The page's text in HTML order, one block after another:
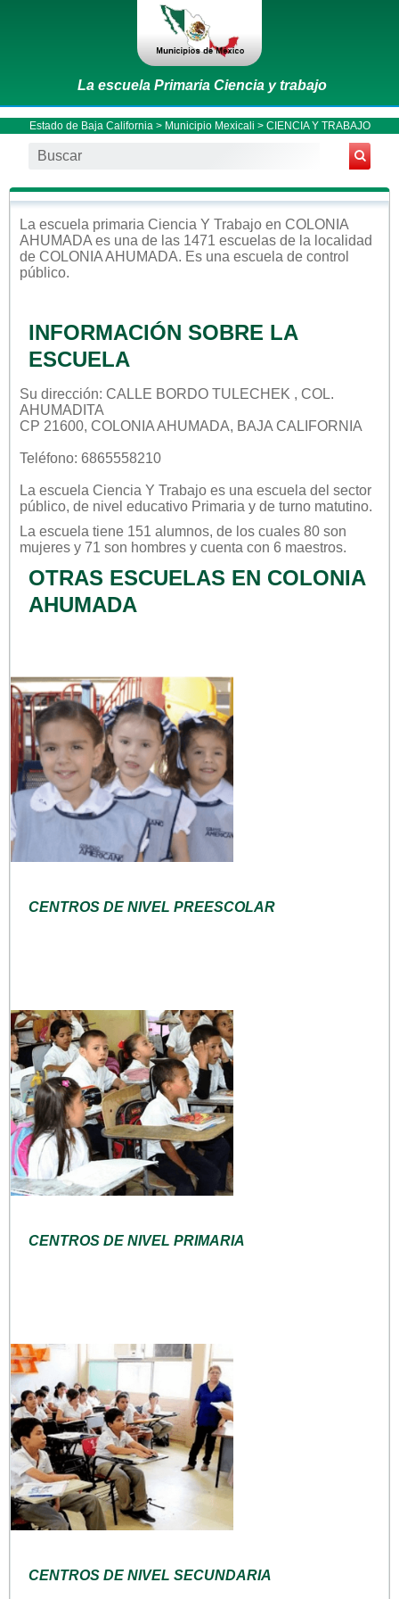
La escuela Primaria Ciencia y trabajo
Estado de Baja California > Municipio Mexicali > CIENCIA Y TRABAJO
La escuela primaria Ciencia Y Trabajo en COLONIA
AHUMADA es una de las 1471 escuelas de la localidad
de COLONIA AHUMADA. Es una escuela de control
público.
INFORMACIÓN SOBRE LA
ESCUELA
Su dirección: CALLE BORDO TULECHEK , COL.
AHUMADITA
CP 21600, COLONIA AHUMADA, BAJA CALIFORNIA
Teléfono: 6865558210
La escuela Ciencia Y Trabajo es una escuela del sector
público, de nivel educativo Primaria y de turno matutino.
La escuela tiene 151 alumnos, de los cuales 80 son
mujeres y 71 son hombres y cuenta con 6 maestros.
OTRAS ESCUELAS EN COLONIA
AHUMADA
CENTROS DE NIVEL PREESCOLAR
CENTROS DE NIVEL PRIMARIA
CENTROS DE NIVEL SECUNDARIA